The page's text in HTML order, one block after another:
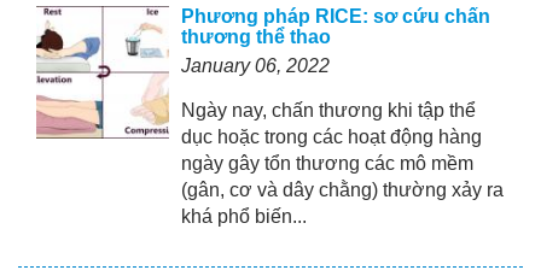
Phương pháp RICE: sơ cứu chấn
thương thể thao
January 06, 2022
Ngày nay, chấn thương khi tập thể
dục hoặc trong các hoạt động hàng
ngày gây tổn thương các mô mềm
(gân, cơ và dây chằng) thường xảy ra
khá phổ biến...